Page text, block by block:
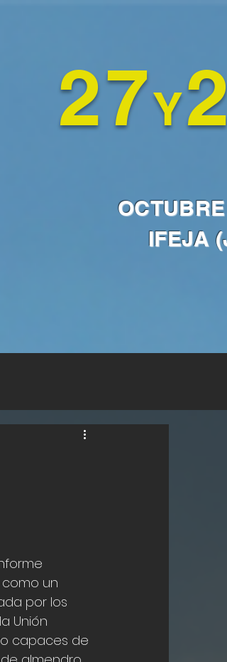
27Y
IFEJA
un
por los
Unión
capaces de